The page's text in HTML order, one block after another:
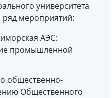
университета
ряд мероприятий:
АЭС:
промышленной
общественно-
Общественного